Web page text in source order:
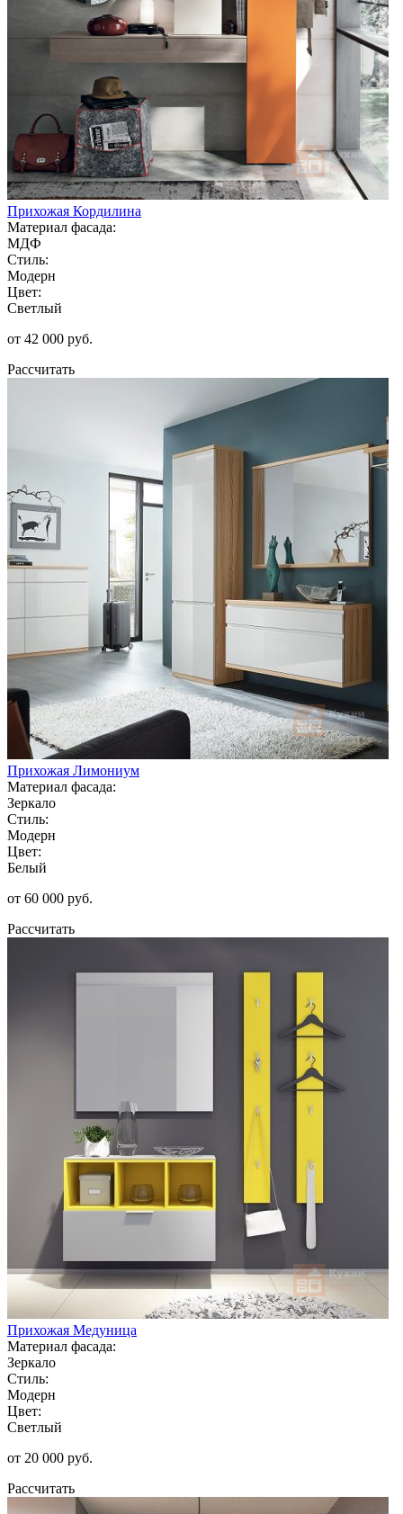
Прихожая Кордилина
Материал фасада:
МДФ
Стиль:
Модерн
Цвет:
Светлый
от 42 000 руб.
Рассчитать
Прихожая Лимониум
Материал фасада:
Зеркало
Стиль:
Модерн
Цвет:
Белый
от 60 000 руб.
Рассчитать
Прихожая Медуница
Материал фасада:
Зеркало
Стиль:
Модерн
Цвет:
Светлый
от 20 000 руб.
Рассчитать